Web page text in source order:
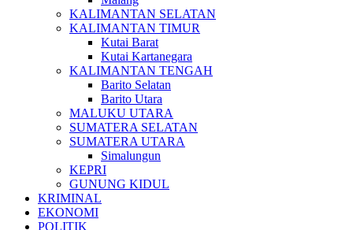
KALIMANTAN SELATAN
KALIMANTAN TIMUR
Kutai Barat
Kutai Kartanegara
KALIMANTAN TENGAH
Barito Selatan
Barito Utara
MALUKU UTARA
SUMATERA SELATAN
SUMATERA UTARA
Simalungun
KEPRI
GUNUNG KIDUL
KRIMINAL
EKONOMI
POLITIK